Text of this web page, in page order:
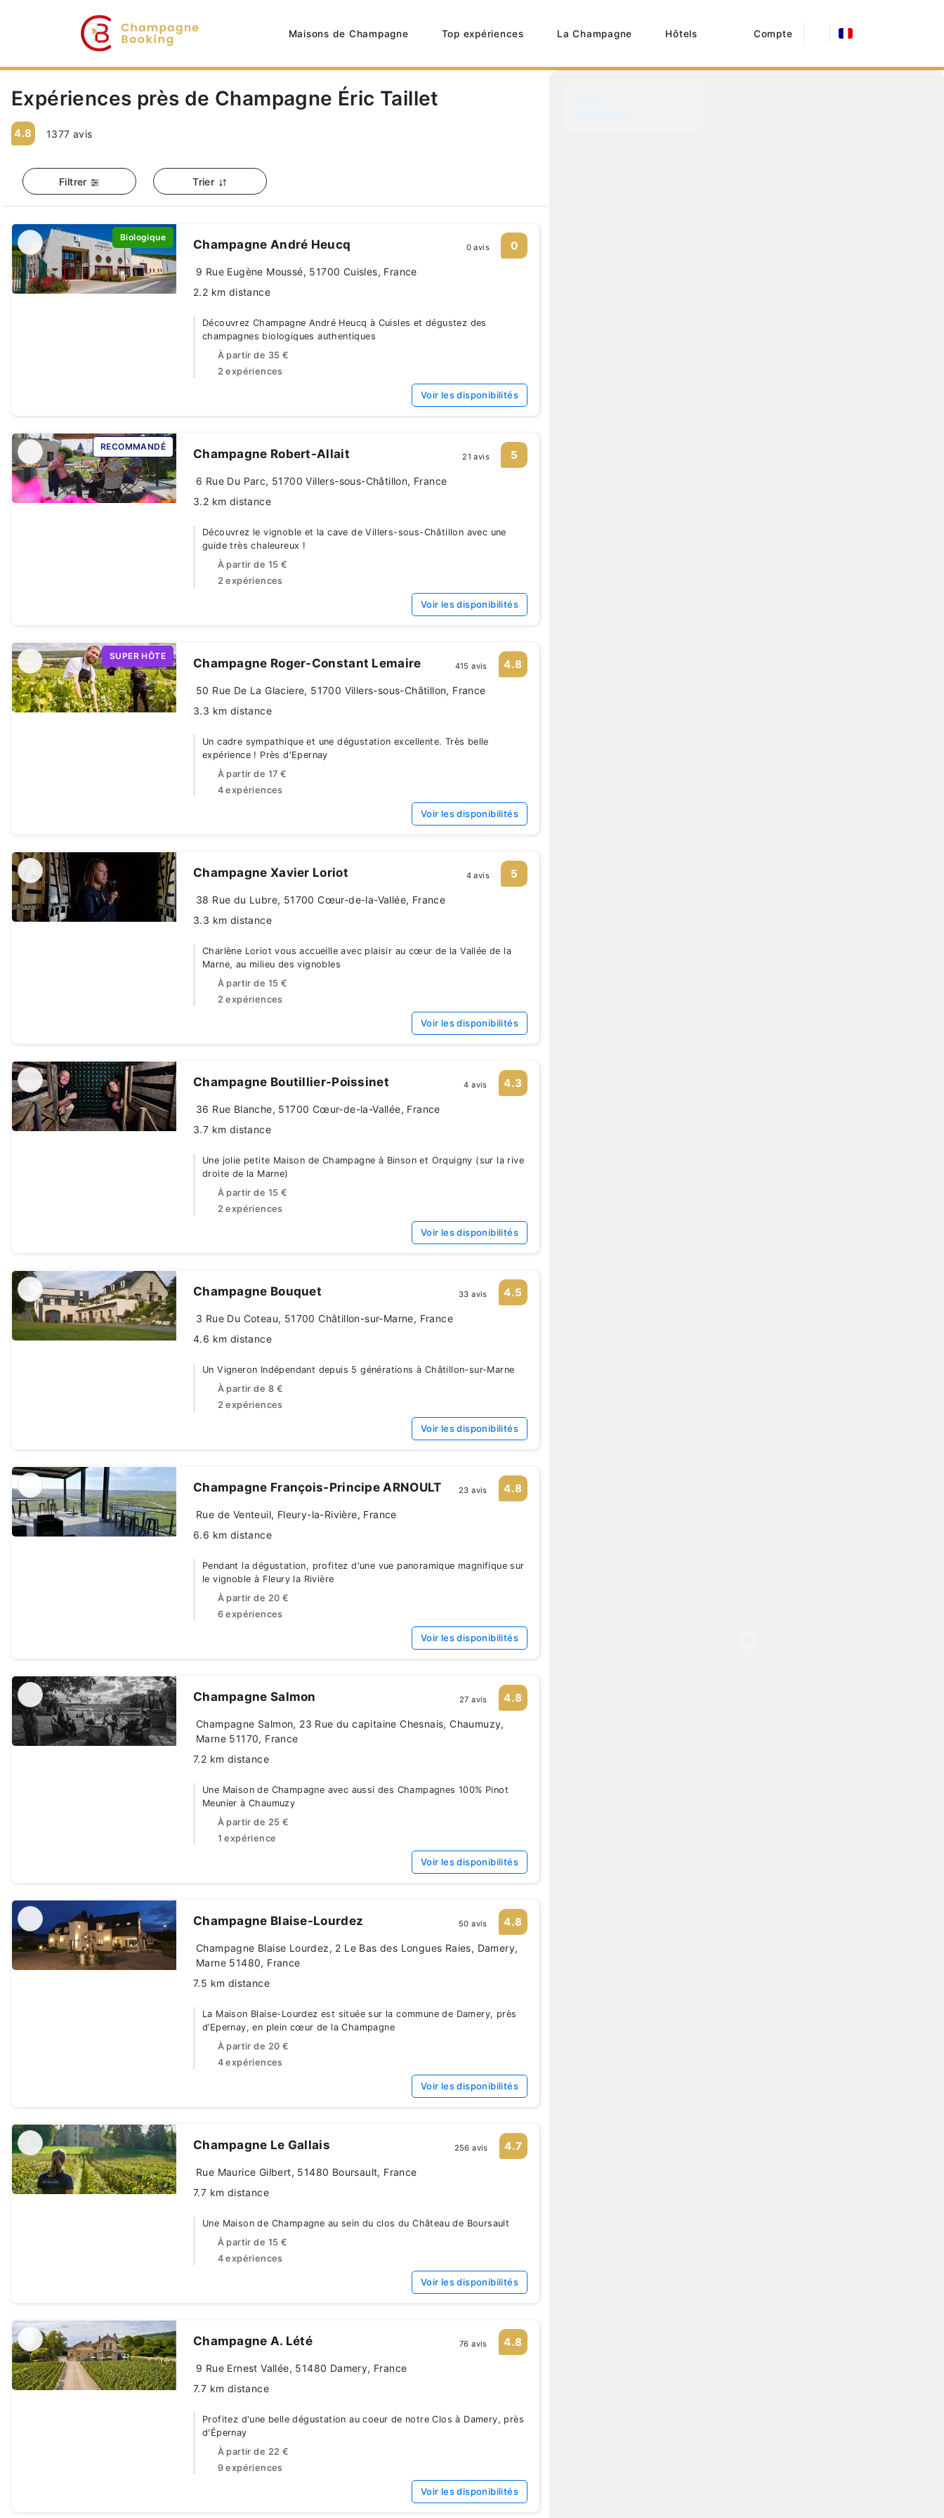
Maisons de Champagne Top expériences La Champagne Hôtels Compte
Expériences près de Champagne Éric Taillet
4.8 1377 avis
Filtrer Trier
Biologique Champagne André Heucq 0 avis 0
9 Rue Eugène Moussé, 51700 Cuisles, France
2.2 km distance
Découvrez Champagne André Heucq à Cuisles et dégustez des
champagnes biologiques authentiques
À partir de 35 €
2 expériences
Voir les disponibilités
RECOMMANDÉ Champagne Robert-Allait 21 avis 5
6 Rue Du Parc, 51700 Villers-sous-Châtillon, France
3.2 km distance
Découvrez le vignoble et la cave de Villers-sous-Châtillon avec une
guide très chaleureux !
À partir de 15 €
2 expériences
Voir les disponibilités
SUPER HÔTE Champagne Roger-Constant Lemaire 415 avis 4.8
50 Rue De La Glaciere, 51700 Villers-sous-Châtillon, France
3.3 km distance
Un cadre sympathique et une dégustation excellente. Très belle
expérience ! Près d'Epernay
À partir de 17 €
4 expériences
Voir les disponibilités
Champagne Xavier Loriot 4 avis 5
38 Rue du Lubre, 51700 Cœur-de-la-Vallée, France
3.3 km distance
Charlène Loriot vous accueille avec plaisir au cœur de la Vallée de la
Marne, au milieu des vignobles
À partir de 15 €
2 expériences
Voir les disponibilités
Champagne Boutillier-Poissinet 4 avis 4.3
36 Rue Blanche, 51700 Cœur-de-la-Vallée, France
3.7 km distance
Une jolie petite Maison de Champagne à Binson et Orquigny (sur la rive
droite de la Marne)
À partir de 15 €
2 expériences
Voir les disponibilités
Champagne Bouquet 33 avis 4.5
3 Rue Du Coteau, 51700 Châtillon-sur-Marne, France
4.6 km distance
Un Vigneron Indépendant depuis 5 générations à Châtillon-sur-Marne
À partir de 8 €
2 expériences
Voir les disponibilités
Champagne François-Principe ARNOULT 23 avis 4.8
Rue de Venteuil, Fleury-la-Rivière, France
6.6 km distance
Pendant la dégustation, profitez d'une vue panoramique magnifique sur
le vignoble à Fleury la Rivière
À partir de 20 €
6 expériences
Voir les disponibilités
Champagne Salmon 27 avis 4.8
Champagne Salmon, 23 Rue du capitaine Chesnais, Chaumuzy,
Marne 51170, France
7.2 km distance
Une Maison de Champagne avec aussi des Champagnes 100% Pinot
Meunier à Chaumuzy
À partir de 25 €
1 expérience
Voir les disponibilités
Champagne Blaise-Lourdez 50 avis 4.8
Champagne Blaise Lourdez, 2 Le Bas des Longues Raies, Damery,
Marne 51480, France
7.5 km distance
La Maison Blaise-Lourdez est située sur la commune de Damery, près
d’Epernay, en plein cœur de la Champagne
À partir de 20 €
4 expériences
Voir les disponibilités
Champagne Le Gallais 256 avis 4.7
Rue Maurice Gilbert, 51480 Boursault, France
7.7 km distance
Une Maison de Champagne au sein du clos du Château de Boursault
À partir de 15 €
4 expériences
Voir les disponibilités
Champagne A. Lété 76 avis 4.8
9 Rue Ernest Vallée, 51480 Damery, France
7.7 km distance
Profitez d'une belle dégustation au coeur de notre Clos à Damery, près
d'Épernay
À partir de 22 €
9 expériences
Voir les disponibilités